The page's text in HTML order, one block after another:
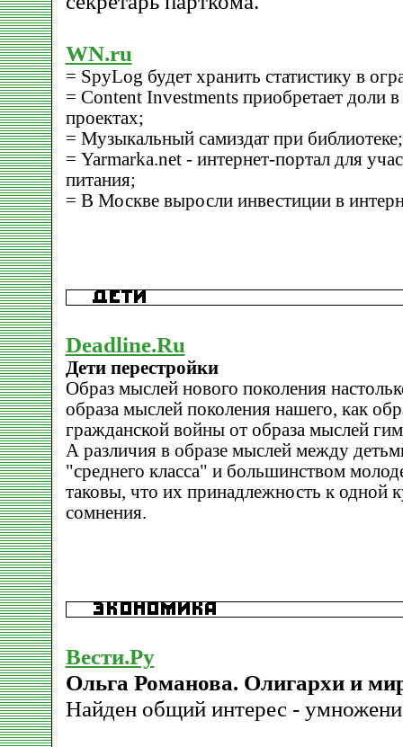
WN.ru
= SpyLog будет хранить статистику в
= Content Investments приобретает доли
проектах;
= Музыкальный самиздат при библиотеке;
= Yarmarka.net - интернет-портал для
питания;
= В Москве выросли инвестиции в
Deadline.Ru
Дети перестройки
Образ мыслей нового поколения
образа мыслей поколения нашего, как
гражданской войны от образа мыслей
А различия в образе мыслей между
"среднего класса" и большинством
таковы, что их принадлежность к одной
сомнения.
Вести.Ру
Ольга Романова. Олигархи и
Найден общий интерес -